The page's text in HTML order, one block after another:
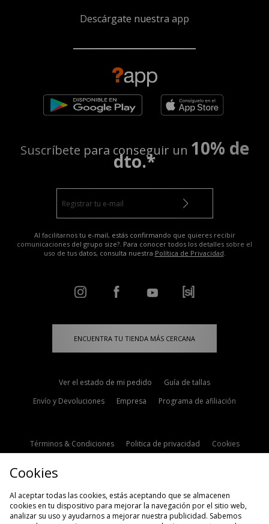
Descárgate nuestra app
Suscríbete para conseguir un 10% de
dto.*
Al facilitarnos tu e-mail, estás confirmando que quieres recibir
comunicaciones del grupo size?. Para conocer todos los detalles sobre el
uso de tus datos, consulta nuestra Política de Privacidad.
ENCUENTRA TU TIENDA MÁS CERCANA
Ver el estado de mi pedido
Guía de tallas
Envío y Devoluciones
Empresa Programa de afiliación
Términos & Condiciones Politica de privacidad
Cookies
Cookies
Al aceptar todas las cookies, estás aceptando que se almacenen
cookies en tu dispositivo para mejorar la navegación por el sitio web,
analizar su uso y ayudarnos a mejorar nuestra publicidad. Sabemos